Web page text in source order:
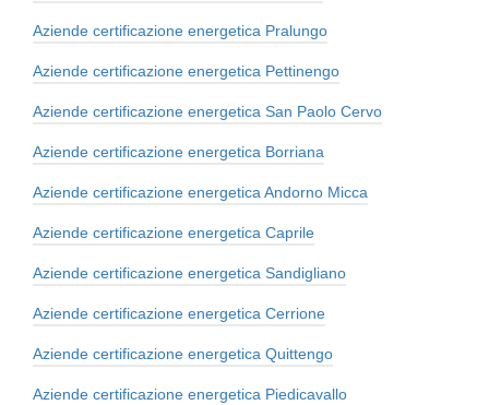
Aziende certificazione energetica Pralungo
Aziende certificazione energetica Pettinengo
Aziende certificazione energetica San Paolo Cervo
Aziende certificazione energetica Borriana
Aziende certificazione energetica Andorno Micca
Aziende certificazione energetica Caprile
Aziende certificazione energetica Sandigliano
Aziende certificazione energetica Cerrione
Aziende certificazione energetica Quittengo
Aziende certificazione energetica Piedicavallo